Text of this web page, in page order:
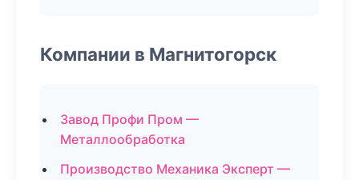
Компании в Магнитогорск
Завод Профи Пром —
Металлообработка
Производство Механика Эксперт —